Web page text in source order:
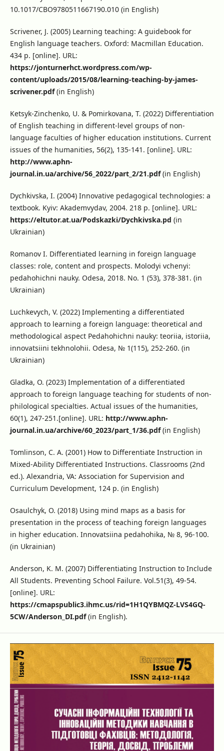
10.1017/CBO9780511667190.010 (in English)
Scrivener, J. (2005) Learning teaching: A guidebook for
English language teachers. Oxford: Macmillan Education.
434 p. [online]. URL:
https://jonturnerhct.wordpress.com/wp-
content/uploads/2015/08/learning-teaching-by-james-
scrivener.pdf(in English)
Ketsyk-Zinchenko, U. & Pomirkovana, T. (2022) Differentiation
of English teaching in different-level groups of non-
language faculties of higher education institutions. Current
issues of the humanities, 56(2), 135-141. [online]. URL:
http://www.aphn-
journal.in.ua/archive/56_2022/part_2/21.pdf(in English)
Dychkivska, I. (2004) Innovative pedagogical technologies: a
textbook. Kyiv: Akademvydav, 2004. 218 p. [online]. URL:
https://eltutor.at.ua/Podskazki/Dychkivska.pd (in
Ukrainian)
Romanov I. Differentiated learning in foreign language
classes: role, content and prospects. Molodyi vchenyi:
pedahohichni nauky. Odesa, 2018. No. 1 (53), 378-381. (in
Ukrainian)
Luchkevych, V. (2022) Implementing a differentiated
approach to learning a foreign language: theoretical and
methodological aspect Pedahohichni nauky: teoriia, istoriia,
innovatsiini tekhnolohii. Odesa, № 1(115), 252-260. (in
Ukrainian)
Gladka, O. (2023) Implementation of a differentiated
approach to foreign language teaching for students of non-
philological specialties. Actual issues of the humanities,
60(1), 247-251.[online]. URL: http://www.aphn-
journal.in.ua/archive/60_2023/part_1/36.pdf(in English)
Tomlinson, C. A. (2001) How to Differentiate Instruction in
Mixed-Ability Differentiated Instructions. Classrooms (2nd
ed.). Alexandria, VA: Association for Supervision and
Curriculum Development, 124 p. (in English)
Osaulchyk, O. (2018) Using mind maps as a basis for
presentation in the process of teaching foreign languages
in higher education. Innovatsiina pedahohika, № 8, 96-100.
(in Ukrainian)
Anderson, K. M. (2007) Differentiating Instruction to Include
All Students. Preventing School Failure. Vol.51(3), 49-54.
[online]. URL:
https://cmapspublic3.ihmc.us/rid=1H1QYBMQZ-LVS4GQ-
5CW/Anderson_DI.pdf(in English).